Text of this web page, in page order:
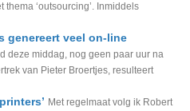
‘outsourcing’. Inmiddels
genereert veel on-line
deze middag, nog geen paar uur na
van Pieter Broertjes, resulteert
Met regelmaat volg ik Robert